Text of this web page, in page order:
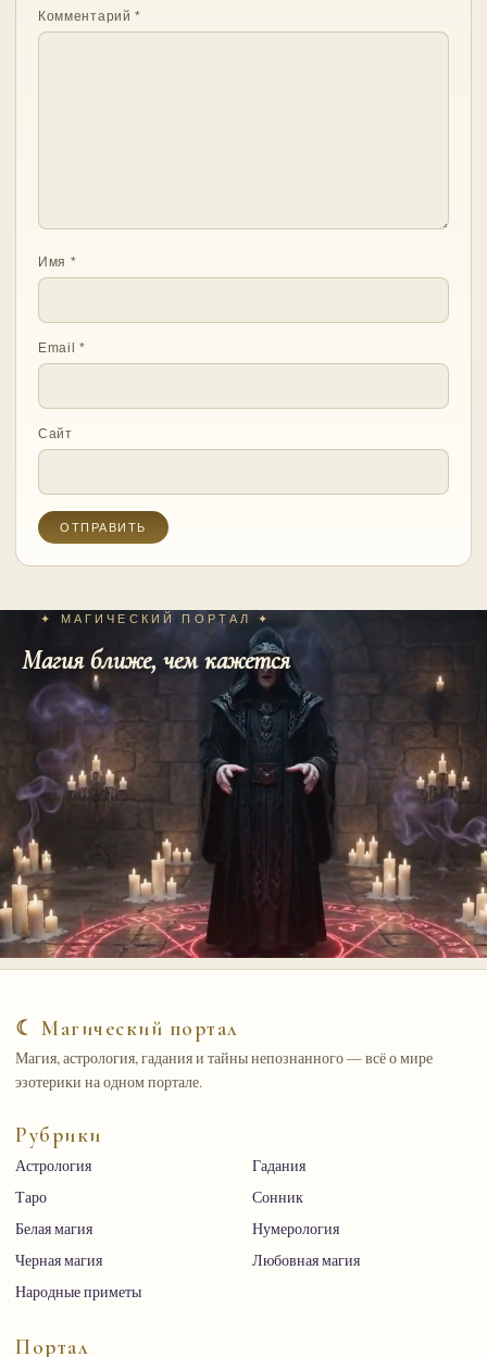
Комментарий*
Имя *
Email*
Сайт
✦ МАГИЧЕСКИЙ ПОРТАЛ ✦
Магия ближе, чем кажется
☾ Магический портал
Магия, астрология, гадания и тайны непознанного — всё о мире
эзотерики на одном портале.
Рубрики
Астрология
Гадания
Таро
Сонник
Белая магия
Нумерология
Черная магия
Любовная магия
Народные приметы
Портал